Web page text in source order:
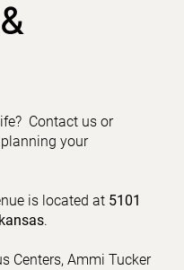
Contact us or
your
is located at 5101
.
Centers, Ammi Tucker